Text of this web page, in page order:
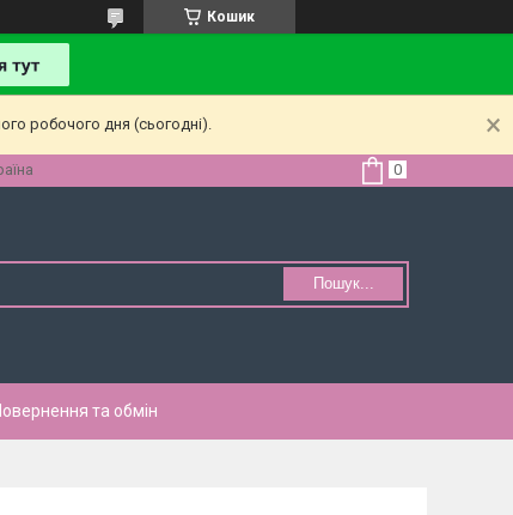
Кошик
робочого дня (сьогодні).
Пошук...
та обмін